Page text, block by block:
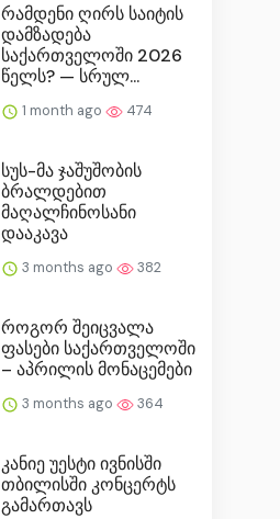
რამდენი ღირს საიტის
დამზადება
საქართველოში 2026
წელს? — სრულ...
1 month ago 474
სუს-მა ჯაშუშობის
ბრალდებით
მაღალჩინოსანი
დააკავა
3 months ago 382
როგორ შეიცვალა
ფასები საქართველოში
– აპრილის მონაცემები
3 months ago 364
კანიე უესტი ივნისში
თბილისში კონცერტს
გამართავს